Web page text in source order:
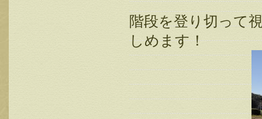
階段を登り切って
しめます！